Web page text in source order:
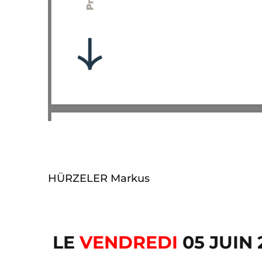
HÜRZELER Markus
LE VENDREDI 05 JUIN